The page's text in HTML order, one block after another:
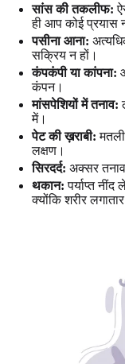
सांस की तकलीफ:
ही आप कोई प्रयास
पसीना आना:
सक्रिय न हों।
कंपकंपी या कांपना:
कंपन।
मांसपेशियों में तनाव:
में।
पेट की ख़राबी:
लक्षण।
सिरदर्द: अक्सर तनाव
थकान: पर्याप्त
क्योंकि शरीर